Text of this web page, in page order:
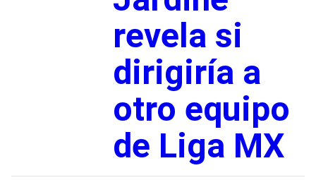
revela si
dirigiría a
otro equipo
de Liga MX